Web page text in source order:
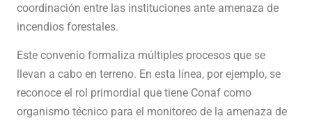
coordinación entre las instituciones ante amenaza de
incendios forestales.
Este convenio formaliza múltiples procesos que se
llevan a cabo en terreno. En esta línea, por ejemplo, se
reconoce el rol primordial que tiene Conaf como
organismo técnico para el monitoreo de la amenaza de